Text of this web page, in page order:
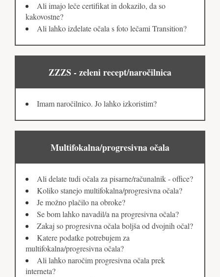
Ali imajo leče certifikat in dokazilo, da so
kakovostne?
Ali lahko izdelate očala s foto lečami Transition?
ZZZS - zeleni recept/naročilnica
Imam naročilnico. Jo lahko izkoristim?
Multifokalna/progresivna očala
Ali delate tudi očala za pisarne/računalnik - office?
Koliko stanejo multifokalna/progresivna očala?
Je možno plačilo na obroke?
Se bom lahko navadil/a na progresivna očala?
Zakaj so progresivna očala boljša od dvojnih očal?
Katere podatke potrebujem za
multifokalna/progresivna očala?
Ali lahko naročim progresivna očala prek
interneta?